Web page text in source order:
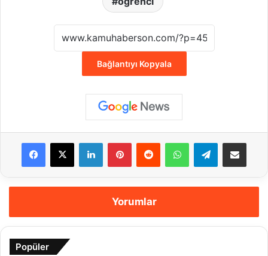
Bağlantıyı Kopyala
Facebook
X LinkedInPinterestReddit WhatsAppTelegramE-Posta ile
Yorumlar
Popüler